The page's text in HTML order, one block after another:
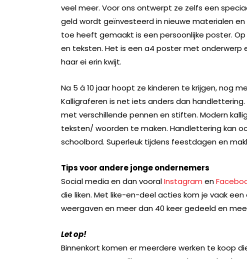
veel meer. Voor ons ontwerpt ze zelfs een
geld wordt geïnvesteerd in nieuwe materialen
toe heeft gemaakt is een persoonlijke poster.
en teksten. Het is een a4 poster met onderwerp
haar ei erin kwijt.
Na 5 á 10 jaar hoopt ze kinderen te krijgen, nog
Kalligraferen is net iets anders dan
met verschillende pennen en stiften. Modern
teksten/ woorden te maken. Handlettering kan
schoolbord. Superleuk tijdens feestdagen en
Tips voor andere jonge ondernemers
Social media en dan vooralInstagram en
die liken. Met like-en-deel acties kom je vaak
weergaven en meer dan 40 keer gedeeld en
Let op!
Binnenkort komen er meerdere werken te koop